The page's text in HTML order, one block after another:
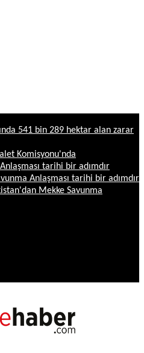
541 bin 289 hektar alan zarar
Komisyonu'nda
tarihi bir adımdır
Anlaşması tarihi bir adımdır
Mekke Savunma